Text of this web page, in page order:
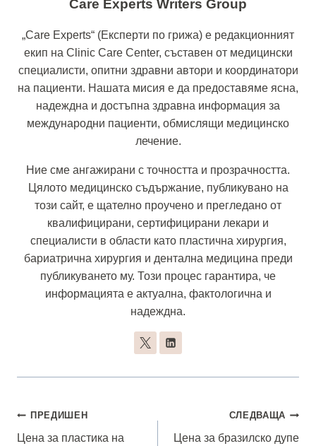
Care Experts Writers Group
„Care Experts“ (Експерти по грижа) е редакционният
екип на Clinic Care Center, съставен от медицински
специалисти, опитни здравни автори и координатори
на пациенти. Нашата мисия е да предоставяме ясна,
надеждна и достъпна здравна информация за
международни пациенти, обмислящи медицинско
лечение.
Ние сме ангажирани с точността и прозрачността.
Цялото медицинско съдържание, публикувано на
този сайт, е щателно проучено и прегледано от
квалифицирани, сертифицирани лекари и
специалисти в области като пластична хирургия,
бариатрична хирургия и дентална медицина преди
публикуването му. Този процес гарантира, че
информацията е актуална, фактологична и
надеждна.
Навигация
ПРЕДИШЕН
Цена за пластика на
СЛЕДВАЩА
Цена за бразилско дупе